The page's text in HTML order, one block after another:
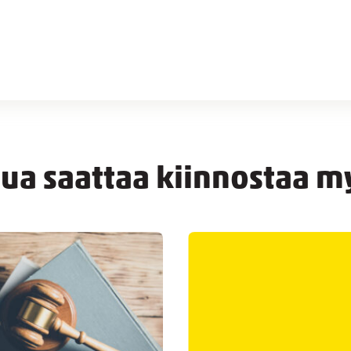
saattaa kiinnostaa